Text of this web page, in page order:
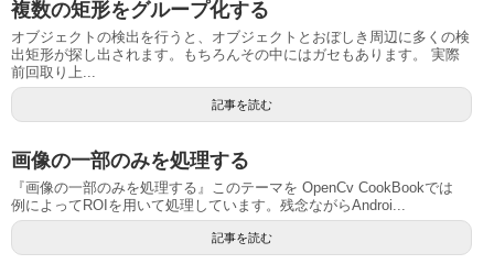
複数の矩形をグループ化する
オブジェクトの検出を行うと、オブジェクトとおぼしき周辺に多くの検
出矩形が探し出されます。もちろんその中にはガセもあります。 実際
前回取り上...
記事を読む
画像の一部のみを処理する
『画像の一部のみを処理する』このテーマを OpenCv CookBookでは
例によってROIを用いて処理しています。残念ながらAndroi...
記事を読む